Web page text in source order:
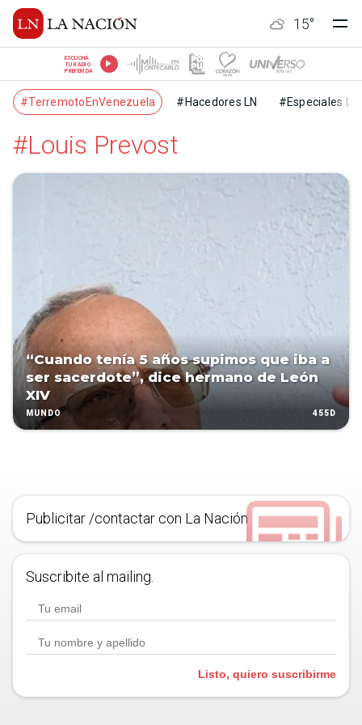
15°
ESCUCHÁ
TU RADIO
PREFERIDA
#TerremotoEnVenezuela #Hacedores LN #Especiales LN
#Louis Prevost
“Cuando tenía 5 años supimos que iba a
ser sacerdote”, dice hermano de León
XIV
MUNDO 455D
Publicitar /contactar con La Nación
Suscribite al mailing.
Listo, quiero suscribirme